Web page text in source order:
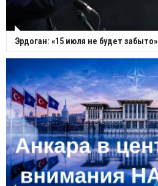
Эрдоган: «15 июля не будет забыто»